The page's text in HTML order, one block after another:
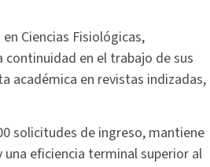
Ciencias Fisiológicas,
en el trabajo de sus
académica en revistas indizadas,
solicitudes de ingreso, mantiene
eficiencia terminal superior al